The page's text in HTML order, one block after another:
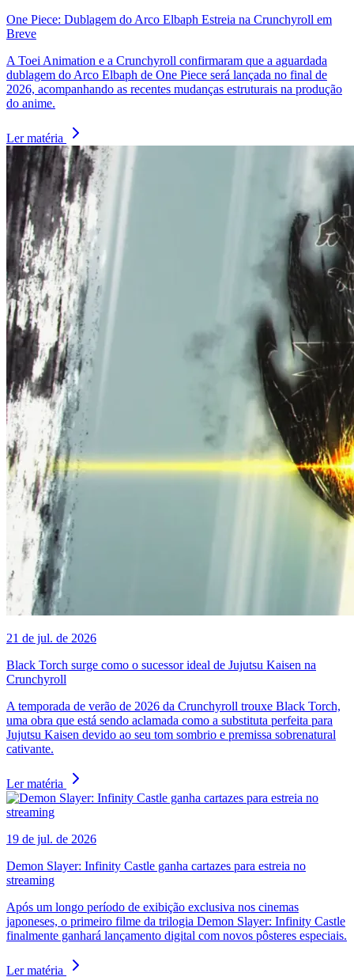
One Piece: Dublagem do Arco Elbaph Estreia na Crunchyroll em
Breve
A Toei Animation e a Crunchyroll confirmaram que a aguardada
dublagem do Arco Elbaph de One Piece será lançada no final de
2026, acompanhando as recentes mudanças estruturais na produção
do anime.
Ler matéria
21 de jul. de 2026
Black Torch surge como o sucessor ideal de Jujutsu Kaisen na
Crunchyroll
A temporada de verão de 2026 da Crunchyroll trouxe Black Torch,
uma obra que está sendo aclamada como a substituta perfeita para
Jujutsu Kaisen devido ao seu tom sombrio e premissa sobrenatural
cativante.
Ler matéria
19 de jul. de 2026
Demon Slayer: Infinity Castle ganha cartazes para estreia no
streaming
Após um longo período de exibição exclusiva nos cinemas
japoneses, o primeiro filme da trilogia Demon Slayer: Infinity Castle
finalmente ganhará lançamento digital com novos pôsteres especiais.
Ler matéria